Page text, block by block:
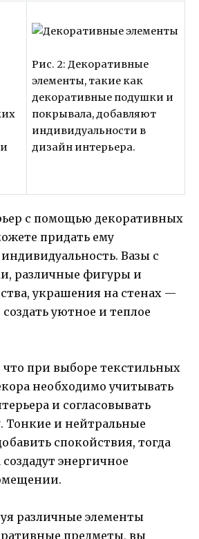
Рис. 2: Декоративные
элементы, такие как
декоративные подушки и
покрывала, добавляют
индивидуальности в
дизайн интерьера.
с помощью декоративных
придать ему
Вазы с
различные фигуры и
украшения на стенах —
уютное и теплое
при выборе текстильных
необходимо учитывать
и согласовывать
Тонкие и нейтральные
спокойствия, тогда
энергичное
различные элементы
предметы, вы